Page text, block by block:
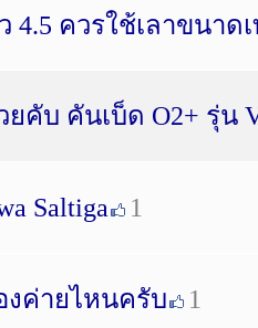
4.5 ควรใช้เลาขนาด
คับ คันเบ็ด O2+ รุ่น
Saltiga 1
งค่ายไหนครับ 1